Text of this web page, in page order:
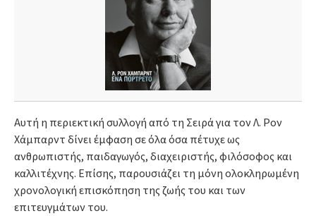
Αυτή η περιεκτική συλλογή από τη Σειρά για τον Λ. Ρον
Χάμπαρντ δίνει έμφαση σε όλα όσα πέτυχε ως
ανθρωπιστής, παιδαγωγός, διαχειριστής, φιλόσοφος και
καλλιτέχνης. Επίσης, παρουσιάζει τη μόνη ολοκληρωμένη
χρονολογική επισκόπηση της ζωής του και των
επιτευγμάτων του.